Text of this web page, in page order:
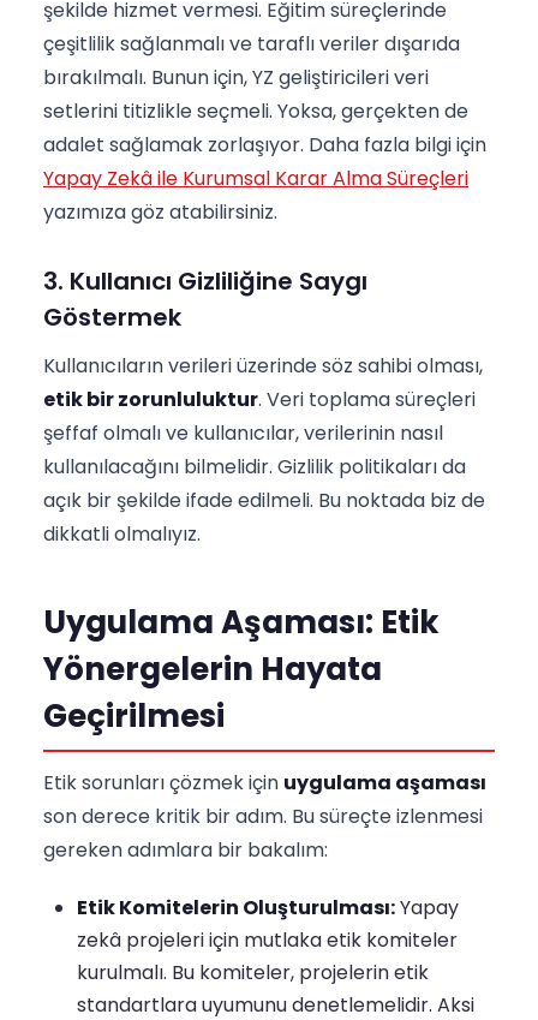
şekilde hizmet vermesi. Eğitim süreçlerinde
çeşitlilik sağlanmalı ve taraflı veriler dışarıda
bırakılmalı. Bunun için, YZ geliştiricileri veri
setlerini titizlikle seçmeli. Yoksa, gerçekten de
adalet sağlamak zorlaşıyor. Daha fazla bilgi için
Yapay Zekâ ile Kurumsal Karar Alma Süreçleri
yazımıza göz atabilirsiniz.
3. Kullanıcı Gizliliğine Saygı
Göstermek
Kullanıcıların verileri üzerinde söz sahibi olması,
etik bir zorunluluktur. Veri toplama süreçleri
şeffaf olmalı ve kullanıcılar, verilerinin nasıl
kullanılacağını bilmelidir. Gizlilik politikaları da
açık bir şekilde ifade edilmeli. Bu noktada biz de
dikkatli olmalıyız.
Uygulama Aşaması: Etik
Yönergelerin Hayata
Geçirilmesi
Etik sorunları çözmek için uygulama aşaması
son derece kritik bir adım. Bu süreçte izlenmesi
gereken adımlara bir bakalım:
Etik Komitelerin Oluşturulması:Yapay
zekâ projeleri için mutlaka etik komiteler
kurulmalı. Bu komiteler, projelerin etik
standartlara uyumunu denetlemelidir. Aksi